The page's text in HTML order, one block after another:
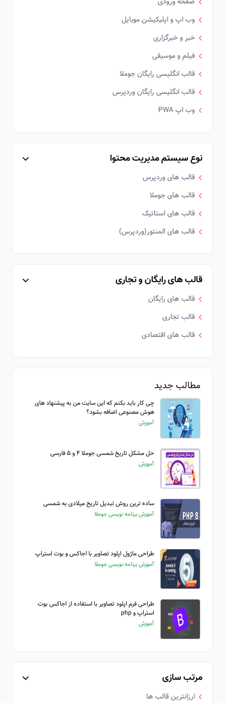
وب اپ و اپلیکیشن موبایل
خبر و خبرگزاری
فیلم و موسیقی
قالب انگلیسی رایگان جوملا
قالب انگلیسی رایگان وردپرس
وب اپ PWA
نوع سیستم مدیریت محتوا
قالب های وردپرس
قالب های جوملا
قالب های استاتیک
قالب های المنتور(وردپرس)
قالب های رایگان و تجاری
قالب های رایگان
قالب تجاری
قالب های اقتصادی
مطالب جدید
چی کار باید بکنم که این سایت من به پیشنهاد های
هوش مصنوعی اضافه بشود؟
آموزش
حل مشکل تاریخ شمسی جوملا ۴ و ۵ فارسی
آموزش
ساده ترین روش تبدیل تاریخ میلادی به شمسی
آموزش برنامه نویسی جوملا
طراحی ماژول اپلود تصاویر با اجاکس و بوت استراپ
آموزش برنامه نویسی جوملا
طراحی فرم اپلود تصاویر با استفاده از اجاکس بوت
استراپ و php
آموزش
مرتب سازی
ارزانترین قالب ها